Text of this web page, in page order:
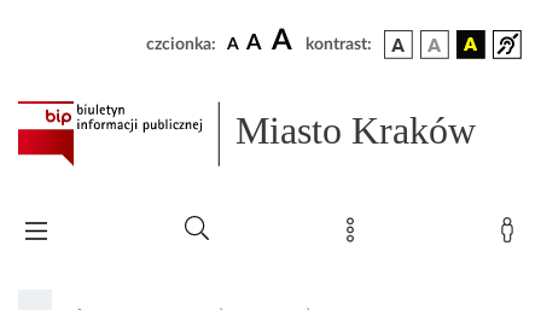
czcionka: A A A kontrast:
Miasto Kraków